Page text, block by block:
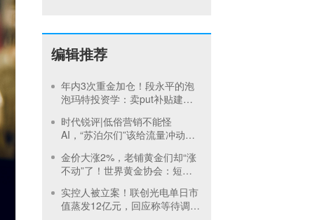
编辑推荐
年内3次重金加仓！段永平的泡
泡玛特投资学：卖put补贴建
持有
时代锐评|低俗营销不能怪
AI，“苏泊尔们”该给流量冲动踩
金价大涨2%，老铺黄金们却“涨
不动”了！世界黄金协会：短期
实控人被立案！联创光电单日市
值蒸发12亿元，回应称等待调查